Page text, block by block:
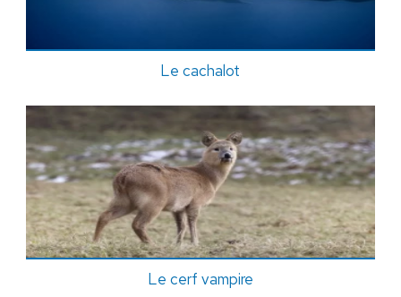
Le cachalot
Le cerf vampire